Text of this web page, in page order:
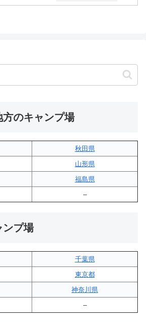
のキャンプ場
秋田県
山形県
福島県
–
ンプ場
千葉県
東京都
神奈川県
–